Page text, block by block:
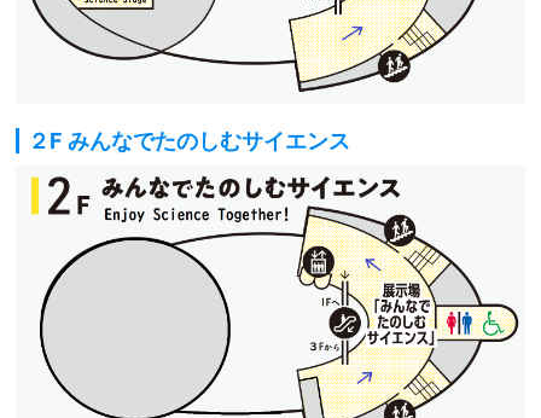
２F みんなでたのしむサイエンス